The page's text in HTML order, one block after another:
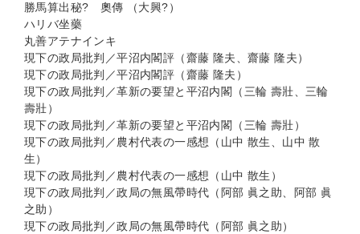
勝馬算出秘? 奧傳 （大興?）
ハリバ坐藥
丸善アテナインキ
現下の政局批判／平沼内閣評（齋藤 隆夫、齋藤 隆夫）
現下の政局批判／平沼内閣評（齋藤 隆夫）
現下の政局批判／革新の要望と平沼内閣（三輪 壽壯、三輪
壽壯）
現下の政局批判／革新の要望と平沼内閣（三輪 壽壯）
現下の政局批判／農村代表の一感想（山中 散生、山中 散
生）
現下の政局批判／農村代表の一感想（山中 散生）
現下の政局批判／政局の無風帶時代（阿部 眞之助、阿部 眞
之助）
現下の政局批判／政局の無風帶時代（阿部 眞之助）